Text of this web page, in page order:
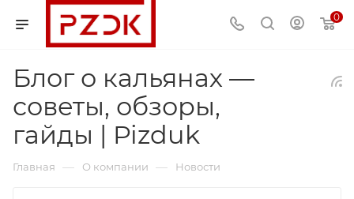
0
Блог о кальянах —
советы, обзоры,
гайды | Pizduk
Главная — О компании — Новости